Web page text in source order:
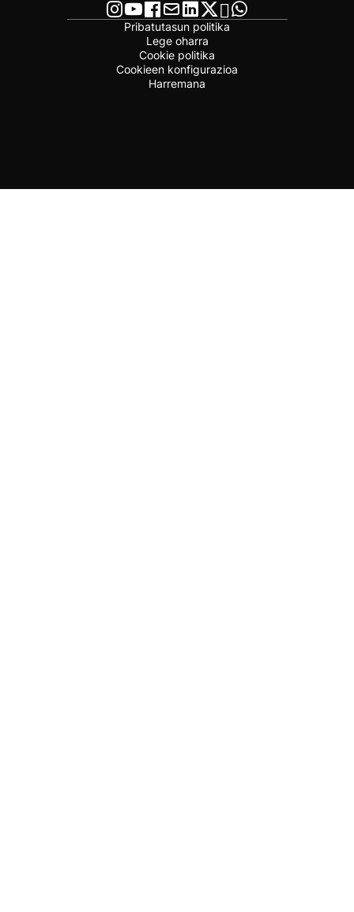
Pribatutasun politika
Lege oharra
Cookie politika
Cookieen konfigurazioa
Harremana